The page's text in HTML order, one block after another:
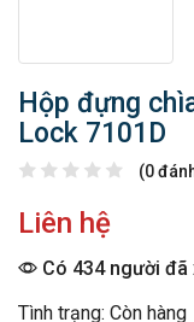
Hộp đựng
Lock 7101D
(0
Liên hệ
Có 434 người
Tình trạng: Còn hàng